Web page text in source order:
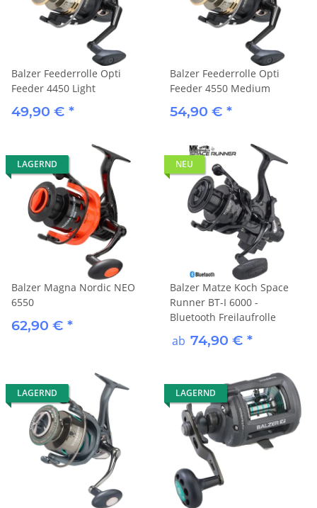
Balzer Feederrolle Opti
Feeder 4450 Light
49,90 € *
Balzer Feederrolle Opti
Feeder 4550 Medium
54,90 € *
LAGERND
Balzer Magna Nordic NEO
6550
62,90 € *
NEU
Balzer Matze Koch Space
Runner BT-I 6000 -
Bluetooth Freilaufrolle
ab 74,90 € *
LAGERND LAGERND